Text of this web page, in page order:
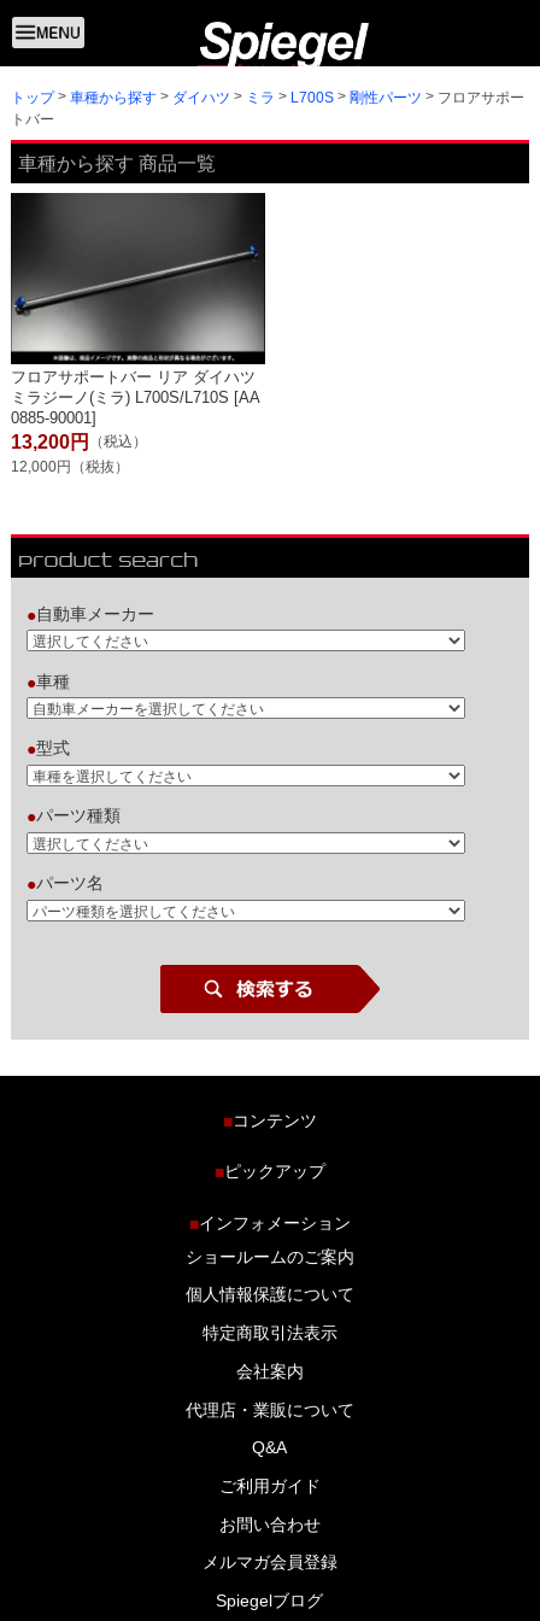
トップ 車種から探す ダイハツ ミラ L700S 剛性パーツ
フロアサポー
トバー
車種から探す 商品一覧
フロアサポートバー リア ダイハツ
ミラジーノ(ミラ) L700S/L710S [AA
0885-90001]
13,200円
（税込）
12,000円（税抜）
●自動車メーカー
●車種
●型式
●パーツ種類
●パーツ名
■コンテンツ
商品ラインナップ
ブログ
■ピックアップ
■インフォメーション
ショールームのご案内
個人情報保護について
特定商取引法表示
会社案内
代理店・業販について
Q&A
ご利用ガイド
お問い合わせ
メルマガ会員登録
Spiegelブログ